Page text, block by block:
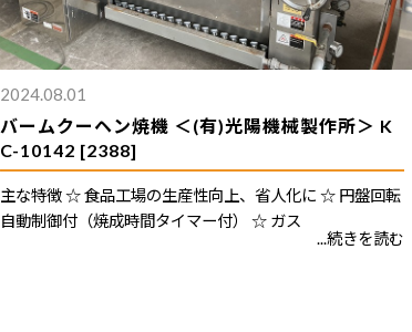
2024.08.01
バームクーヘン焼機 ＜(有)光陽機械製作所＞ K
C-10142 [2388]
主な特徴 ☆ 食品工場の生産性向上、省人化に ☆ 円盤回転
自動制御付（焼成時間タイマー付） ☆ ガス
...続きを読む